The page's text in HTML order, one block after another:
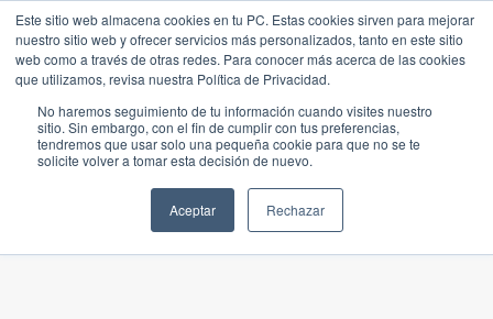
Este sitio web almacena cookies en tu PC. Estas cookies sirven para mejorar
nuestro sitio web y ofrecer servicios más personalizados, tanto en este sitio
web como a través de otras redes. Para conocer más acerca de las cookies
que utilizamos, revisa nuestra Política de Privacidad.
No haremos seguimiento de tu información cuando visites nuestro
sitio. Sin embargo, con el fin de cumplir con tus preferencias,
tendremos que usar solo una pequeña cookie para que no se te
solicite volver a tomar esta decisión de nuevo.
Aceptar Rechazar